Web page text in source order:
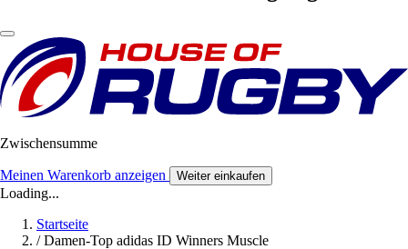
Zwischensumme
Meinen Warenkorb anzeigen Weiter einkaufen
Loading...
Startseite
/ Damen-Top adidas ID Winners Muscle